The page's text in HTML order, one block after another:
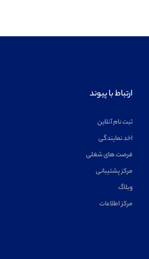
ارتباط با پیوند
ثبت نام آنلاین
اخد نمایندگی
فرصت های شغلی
مرکز پشتیبانی
وبلاگ
مرکز اطلاعات